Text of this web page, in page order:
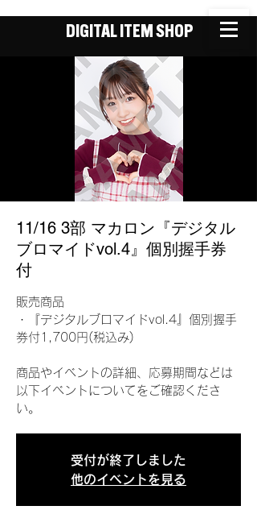
DIGITAL ITEM SHOP
11/16 3部 マカロン『デジタル
ブロマイドvol.4』個別握手券
付
販売商品
・『デジタルブロマイドvol.4』個別握手
券付1,700円(税込み)
商品やイベントの詳細、応募期間などは
以下イベントについてをご確認くださ
い。
受付が終了しました
他のイベントを見る